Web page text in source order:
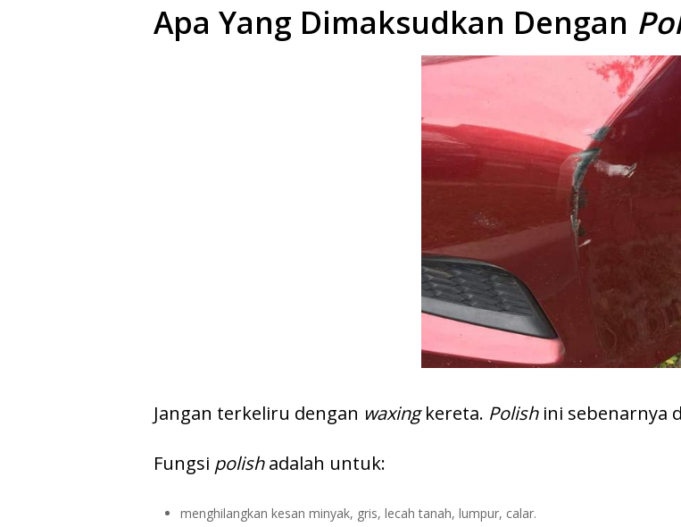
Apa Yang Dimaksudkan Dengan
Jangan terkeliru dengan waxingkereta. Polishini sebenarnya
Fungsi polishadalah untuk:
menghilangkan kesan minyak, gris, lecah tanah, lumpur, calar.